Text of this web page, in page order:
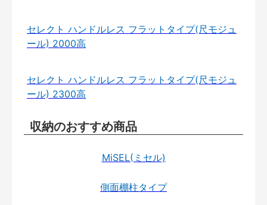
セレクト ハンドルレス フラットタイプ(尺モジュ
ール) 2000高
セレクト ハンドルレス フラットタイプ(尺モジュ
ール) 2300高
収納のおすすめ商品
MiSEL(ミセル)
側面棚柱タイプ